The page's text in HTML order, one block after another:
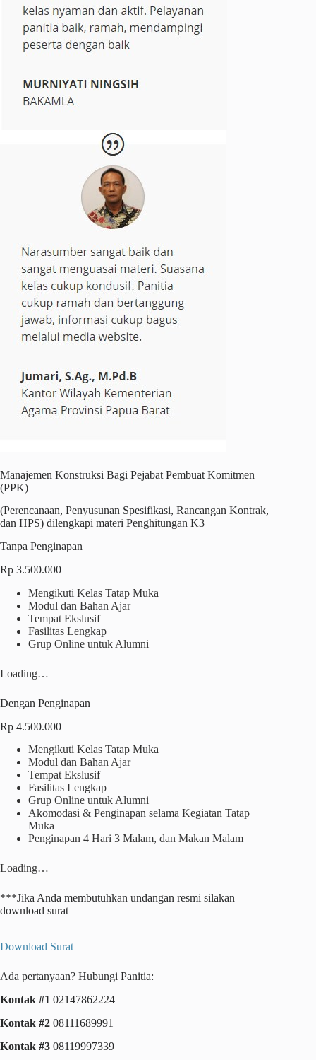
Manajemen Konstruksi Bagi Pejabat Pembuat Komitmen
(PPK)
(Perencanaan, Penyusunan Spesifikasi, Rancangan Kontrak,
dan HPS) dilengkapi materi Penghitungan K3
Tanpa Penginapan
Rp 3.500.000
Mengikuti Kelas Tatap Muka
Modul dan Bahan Ajar
Tempat Ekslusif
Fasilitas Lengkap
Grup Online untuk Alumni
Loading…
Dengan Penginapan
Rp 4.500.000
Mengikuti Kelas Tatap Muka
Modul dan Bahan Ajar
Tempat Ekslusif
Fasilitas Lengkap
Grup Online untuk Alumni
Akomodasi & Penginapan selama Kegiatan Tatap
Muka
Penginapan 4 Hari 3 Malam, dan Makan Malam
Loading…
***Jika Anda membutuhkan undangan resmi silakan
download surat
Download Surat
Ada pertanyaan? Hubungi Panitia:
Kontak #1 02147862224
Kontak #2 08111689991
Kontak #3 08119997339